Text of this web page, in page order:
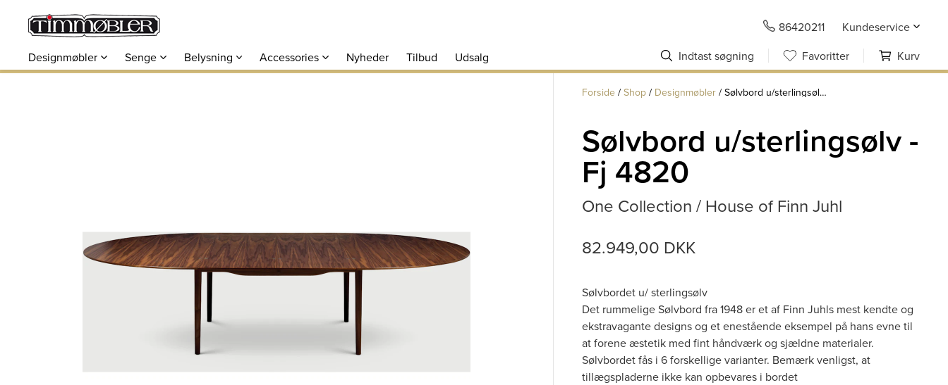
86420211
Kundeservice
Designmøbler
Senge Belysning Accessories Nyheder Tilbud Udsalg Indtast søgning Favoritter Kurv
Forside / Shop / Designmøbler / Sølvbord u/sterlingsølv - Fj 4820
Sølvbord u/sterlingsølv -
Fj 4820
One Collection / House of Finn Juhl
82.949,00 DKK
Sølvbordet u/ sterlingsølv
Det rummelige Sølvbord fra 1948 er et af Finn Juhls mest kendte og
ekstravagante designs og et enestående eksempel på hans evne til
at forene æstetik med fint håndværk og sjældne materialer.
Sølvbordet fås i 6 forskellige varianter. Bemærk venligst, at
tillægspladerne ikke kan opbevares i bordet